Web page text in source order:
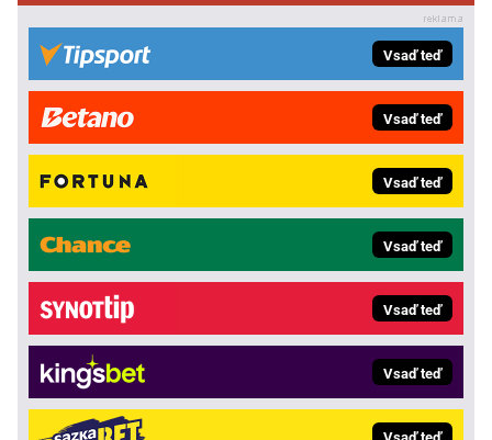
Vsaď teď
Vsaď teď
Vsaď teď
Vsaď teď
Vsaď teď
Vsaď teď